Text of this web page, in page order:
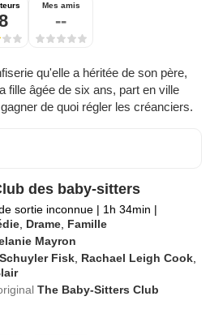
Mes amis
--
qu'elle a héritée de son père,
fille âgée de six ans, part en ville
de quoi régler les créanciers.
des baby-sitters
sortie inconnue | 1h 34min |
, Drame, Famille
Mayron
Schuyler Fisk, Rachael Leigh Cook,
The Baby-Sitters Club